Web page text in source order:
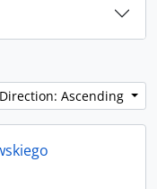
Direction: Ascending